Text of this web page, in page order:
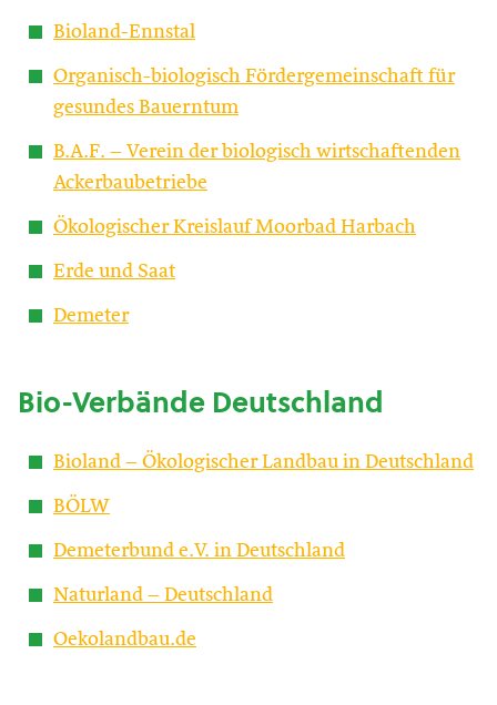
Bioland-Ennstal
Organisch-biologisch Fördergemeinschaft für
gesundes Bauerntum
B.A.F. – Verein der biologisch wirtschaftenden
Ackerbaubetriebe
Ökologischer Kreislauf Moorbad Harbach
Erde und Saat
Demeter
Bio-Verbände Deutschland
Bioland – Ökologischer Landbau in Deutschland
BÖLW
Demeterbund e.V. in Deutschland
Naturland – Deutschland
Oekolandbau.de